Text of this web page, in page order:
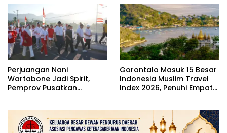
Perjuangan Nani
Wartabone Jadi Spirit,
Pemprov Pusatkan
Gorontalo Masuk 15 Besar
Indonesia Muslim Travel
Index 2026, Penuhi Empat